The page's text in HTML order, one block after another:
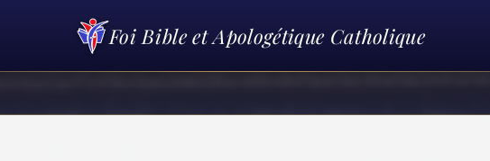
Foi Bible et Apologétique Catholique